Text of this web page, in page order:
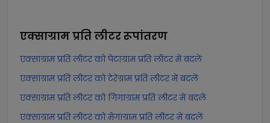
एक्साग्राम प्रति लीटररूपांतरण
एक्साग्राम प्रति लीटर को पेटाग्राम प्रति लीटर में बदलें
एक्साग्राम प्रति लीटर को टेरेग्राम प्रति लीटर में बदलें
एक्साग्राम प्रति लीटर को गिगाग्राम प्रति लीटर में बदलें
एक्साग्राम प्रति लीटर को मेगाग्राम प्रति लीटर में बदलें